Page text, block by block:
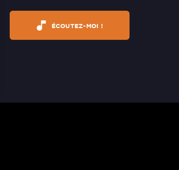
ÉCOUTEZ-MOI !